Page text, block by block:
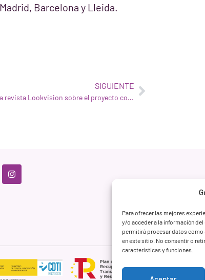
Para ofrecer las mejores
y/o acceder a la información
permitirá procesar datos
en este sitio. No consentir o
características y funciones.
Barcelona y Lleida.
SIGUIENTE
Nuevo artículo de la revista Lookvision sobre el proyecto conjunto de Natural Optics Group y WIVI Vision